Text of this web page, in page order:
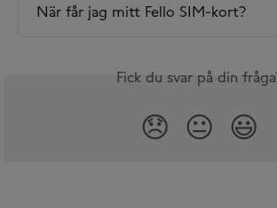
När får jag mitt Fello SIM-kort?
Fick du svar på din
😞 😐 😃